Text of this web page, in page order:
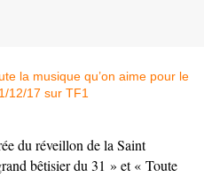
du réveillon de la Saint
bêtisier du 31 » et « Toute